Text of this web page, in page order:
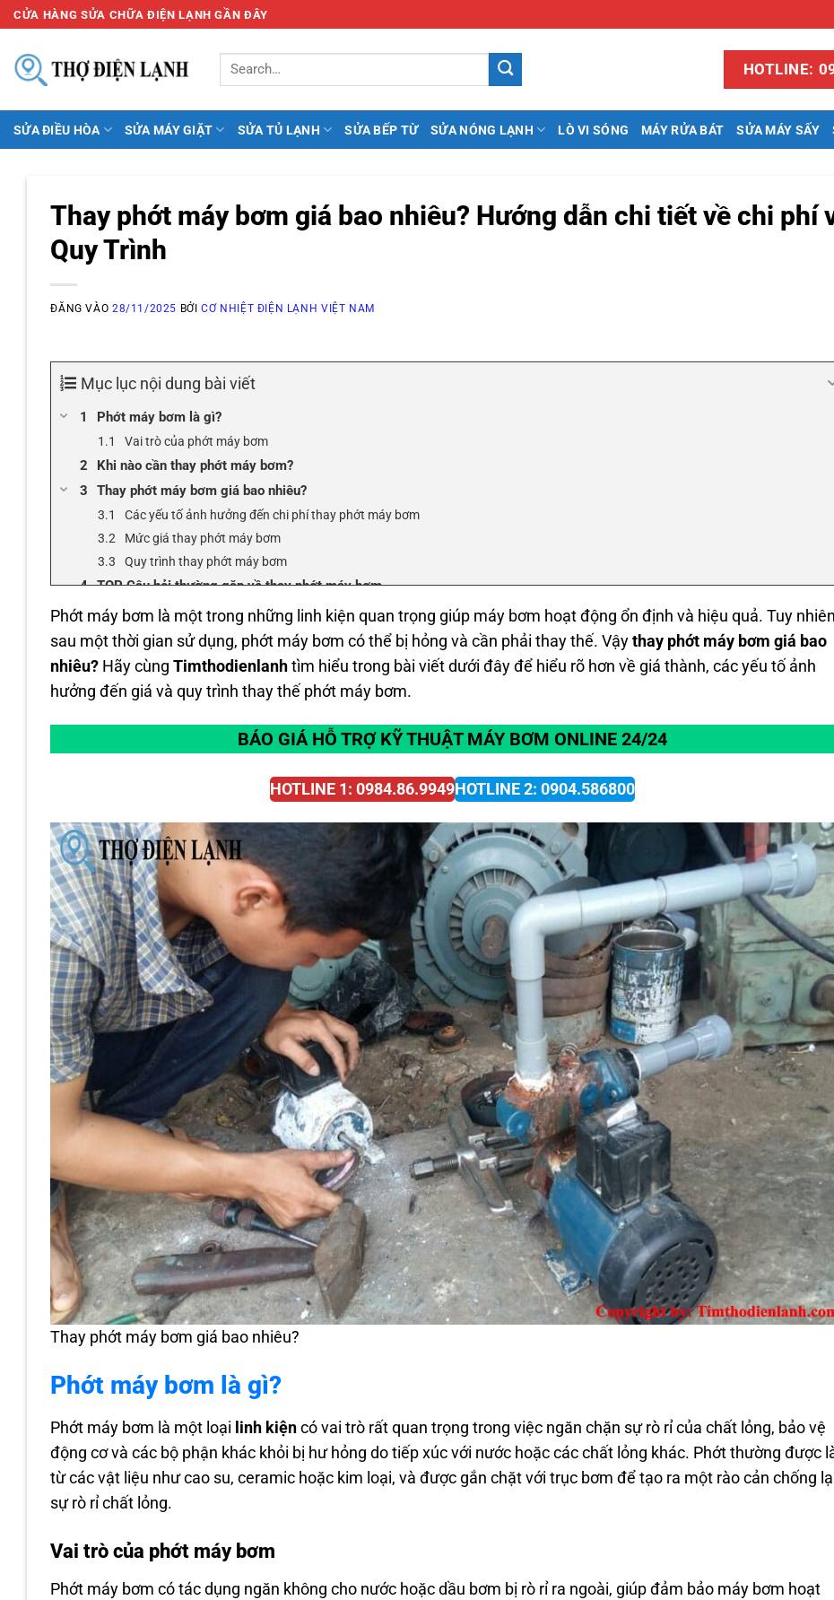
Bỏ
nội
dung
CỬA HÀNG SỬA CHỮA ĐIỆN LẠNH GẦN ĐÂY
HOTLINE:
SỬA ĐIỀU HÒA SỬA MÁY GIẶT SỬA TỦ LẠNH SỬA BẾP TỪ SỬA NÓNG LẠNH LÒ VI SÓNG MÁY RỬA BÁT SỬA MÁY SẤY
Thay phớt máy bơm giá bao nhiêu? Hướng dẫn chi tiết về chi phí
Quy Trình
ĐĂNG VÀO 28/11/2025 BỞICƠ NHIỆT ĐIỆN LẠNH VIỆT NAM
Mục lục nội dung bài viết
Phớt máy bơm là gì?
Vai trò của phớt máy bơm
Khi nào cần thay phớt máy bơm?
Thay phớt máy bơm giá bao nhiêu?
Các yếu tố ảnh hưởng đến chi phí thay phớt máy bơm
Mức giá thay phớt máy bơm
Quy trình thay phớt máy bơm
TOP Câu hỏi thường gặp về thay phớt máy bơm
Cửa hàng Timthodienlanh dịch vụ thay lắp sửa Máy Bơm uy tín giá rẻ nhất 24/24
Phớt máy bơm là một trong những linh kiện quan trọng giúp máy bơm hoạt động ổn định và hiệu quả. Tuy
sau một thời gian sử dụng, phớt máy bơm có thể bị hỏng và cần phải thay thế. Vậythay phớt máy bơm giá bao
nhiêu? Hãy cùngTimthodienlanh tìm hiểu trong bài viết dưới đây để hiểu rõ hơn về giá thành, các yếu tố ảnh
hưởng đến giá và quy trình thay thế phớt máy bơm.
BÁO GIÁ HỖ TRỢ KỸ THUẬT MÁY BƠM ONLINE 24/24
HOTLINE 1: 0984.86.9949HOTLINE 2: 0904.586800
Thay phớt máy bơm giá bao nhiêu?
Phớt máy bơm là gì?
Phớt máy bơm là một loại linh kiện có vai trò rất quan trọng trong việc ngăn chặn sự rò rỉ của chất lỏng, bảo vệ
động cơ và các bộ phận khác khỏi bị hư hỏng do tiếp xúc với nước hoặc các chất lỏng khác. Phớt thường được
từ các vật liệu như cao su, ceramic hoặc kim loại, và được gắn chặt với trục bơm để tạo ra một rào cản chống
sự rò rỉ chất lỏng.
Vai trò của phớt máy bơm
Phớt máy bơm có tác dụng ngăn không cho nước hoặc dầu bơm bị rò rỉ ra ngoài, giúp đảm bảo máy bơm hoạt